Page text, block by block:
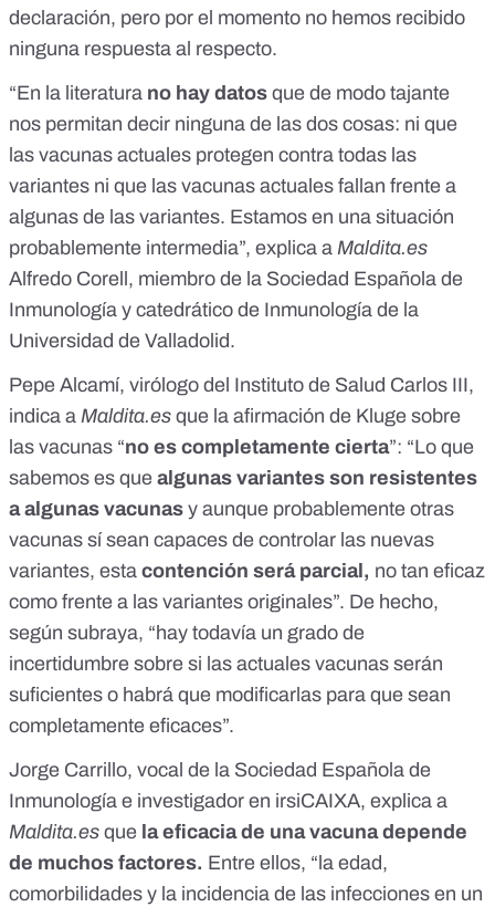
declaración, pero por el momento no hemos recibido
ninguna respuesta al respecto.
“En la literatura no hay datos que de modo tajante
nos permitan decir ninguna de las dos cosas: ni que
las vacunas actuales protegen contra todas las
variantes ni que las vacunas actuales fallan frente a
algunas de las variantes. Estamos en una situación
probablemente intermedia”, explica a Maldita.es
Alfredo Corell , miembro de la Sociedad Española de
Inmunología y catedrático de Inmunología de la
Universidad de Valladolid.
Pepe Alcamí, virólogo del Instituto de Salud Carlos III,
indica a Maldita.es que la afirmación de Kluge sobre
las vacunas “no es completamente cierta”: “Lo que
sabemos es que algunas variantes son resistentes
a algunas vacunas y aunque probablemente otras
vacunas sí sean capaces de controlar las nuevas
variantes, esta contención será parcial, no tan eficaz
como frente a las variantes originales”. De hecho,
según subraya, “hay todavía un grado de
incertidumbre sobre si las actuales vacunas serán
suficientes o habrá que modificarlas para que sean
completamente eficaces”.
Jorge Carrillo, vocal de la Sociedad Española de
Inmunología e investigador en irsiCAIXA, explica a
Maldita.es que la eficacia de una vacuna depende
de muchos factores. Entre ellos, “la edad,
comorbilidades y la incidencia de las infecciones en un